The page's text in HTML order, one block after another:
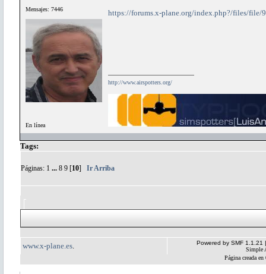
Mensajes: 7446
En línea
https://forums.x-plane.org/index.php?/files/file/
http://www.airspotters.org/
Tags:
Páginas: 1 ... 8 9 [10] Ir Arriba
www.x-plane.es Powered by SMF 1.1.21
Simple
Página creada